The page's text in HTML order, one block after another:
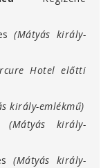
(Mátyás király-
Hotel előtti
király-emlékmű)
(Mátyás király-
(Mátyás király-